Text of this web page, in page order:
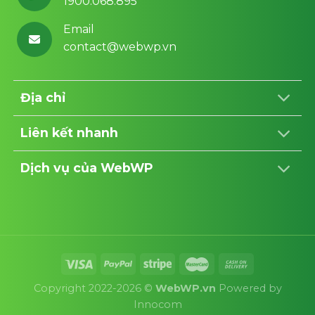
Email
contact@webwp.vn
Địa chỉ
Liên kết nhanh
Dịch vụ của WebWP
Copyright 2022-2026 © WebWP.vn Powered by
Innocom